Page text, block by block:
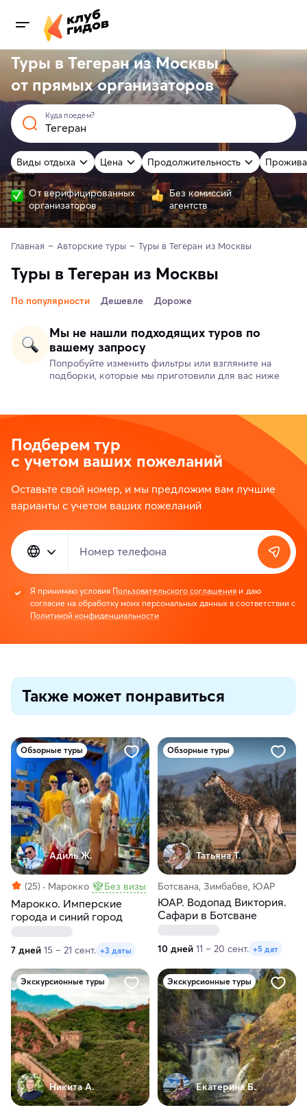
Туры в Тегеран из Москвы
от прямыхорганизаторов
Куда поедем?
Виды отдыха Цена Продолжительность
От верифицированных
организаторов
Без комиссий
агентств
Главная Авторские туры Туры в Тегеран из Москвы
Туры в Тегеран из Москвы
По популярности Дешевле Дороже
Мы не нашли подходящих туров по
вашему запросу
Попробуйте изменить фильтры или взгляните на
подборки, которые мы приготовили для вас ниже
Подберем тур
с учетом ваших пожеланий
Оставьте свой номер, и мы предложим вам лучшие
варианты с учетом ваших пожеланий
Номер телефона
Я принимаю условия Пользовательского соглашения и даю
согласие на обработку моих персональных данных в соответствии с
Политикой конфиденциальности
Также может понравиться
Обзорные туры
Адиль Ж.
(25) Марокко Без визы
Марокко. Имперские
города и синий город
7 дней 15 – 21 сент. +3 даты
Обзорные туры
Татьяна Т.
Ботсвана, Зимбабве, ЮАР
ЮАР. Водопад Виктория.
Сафари в Ботсване
10 дней 11 – 20 сент. +5 дат
Экскурсионные туры
Никита А.
Экскурсионные туры
Екатерина Б.